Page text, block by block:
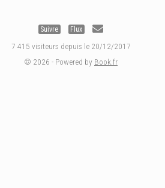
Suivre Flux
7 415 visiteurs depuis le 20/12/2017
© 2026 - Powered by Book.fr